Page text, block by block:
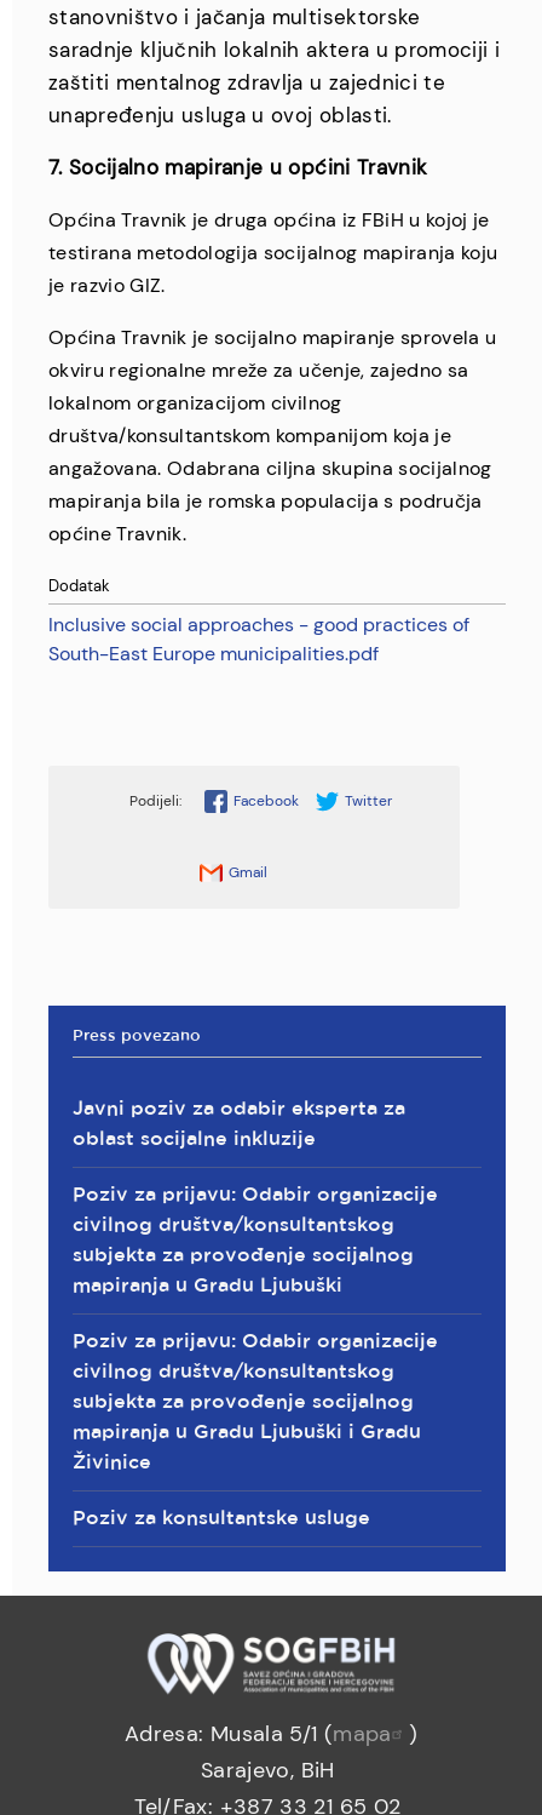
stanovništvo i jačanja multisektorske
saradnje ključnih lokalnih aktera u promociji i
zaštiti mentalnog zdravlja u zajednici te
unapređenju usluga u ovoj oblasti.
7. Socijalno mapiranje u općini Travnik
Općina Travnik je druga općina iz FBiH u kojoj je
testirana metodologija socijalnog mapiranja koju
je razvio GIZ.
Općina Travnik je socijalno mapiranje sprovela u
okviru regionalne mreže za učenje, zajedno sa
lokalnom organizacijom civilnog
društva/konsultantskom kompanijom koja je
angažovana. Odabrana ciljna skupina socijalnog
mapiranja bila je romska populacija s područja
općine Travnik.
Dodatak
Inclusive social approaches - good practices of
South-East Europe municipalities.pdf
Facebook Twitter
Gmail
Press povezano
Javni poziv za odabir eksperta za
oblast socijalne inkluzije
Poziv za prijavu: Odabir organizacije
civilnog društva/konsultantskog
subjekta za provođenje socijalnog
mapiranja u Gradu Ljubuški
Poziv za prijavu: Odabir organizacije
civilnog društva/konsultantskog
subjekta za provođenje socijalnog
mapiranja u Gradu Ljubuški i Gradu
Živinice
Poziv za konsultantske usluge
Adresa: Musala 5/1 (mapa
)
Sarajevo, BiH
Tel/Fax: +387 33 21 65 02